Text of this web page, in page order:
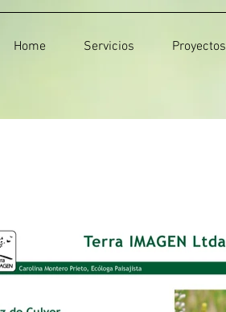
Home Servicios Proyectos